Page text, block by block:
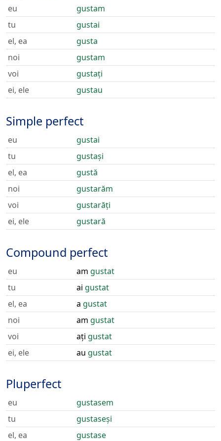
eu
gustam
tu
gustai
el, ea
gusta
noi
gustam
voi
gustați
ei, ele
gustau
Simple perfect
eu
gustai
tu
gustași
el, ea
gustă
noi
gustarăm
voi
gustarăți
ei, ele
gustară
Compound perfect
eu am gustat
tu
ai gustat
el, ea
a gustat
noi
am gustat
voi
ați gustat
ei, ele
au gustat
Pluperfect
eu
gustasem
tu
gustaseși
el, ea
gustase